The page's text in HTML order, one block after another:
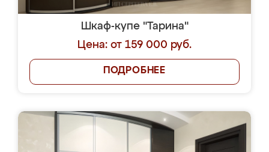
Шкаф-купе "Тарина"
Цена: от 159 000 руб.
ПОДРОБНЕЕ